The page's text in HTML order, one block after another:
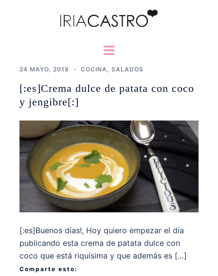
Alternar
24 MAYO, 2018 COCINA SALADOS
[:es]Crema dulce de patata con coco
y jengibre[:]
[:es]Buenos días!, Hoy quiero empezar el día
publicando esta crema de patata dulce con
coco que está riquísima y que además es […]
Comparte esto: